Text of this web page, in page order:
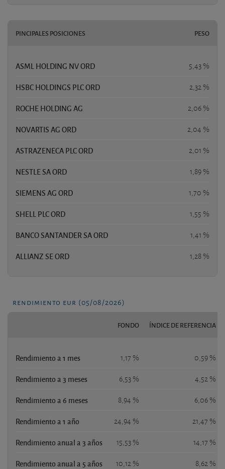
PINCIPALES POSICIONES PESO
ASML HOLDING NV ORD 5,43 %
HSBC HOLDINGS PLC ORD 2,32 %
ROCHE HOLDING AG 2,06 %
NOVARTIS AG ORD 2,04 %
ASTRAZENECA PLC ORD 2,01 %
NESTLE SA ORD 1,89 %
SIEMENS AG ORD 1,70 %
SHELL PLC ORD 1,55 %
BANCO SANTANDER SA ORD 1,41 %
ALLIANZ SE ORD 1,28 %
rendimiento eur (05/08/2026)
FONDO ÍNDICE DE REFERENCIA
Rendimiento a 1 mes 1,17 % 0,59 %
Rendimiento a 3 meses 6,53 % 4,52 %
Rendimiento a 6 meses 8,94 % 6,06 %
Rendimiento a 1 año 24,94 % 21,47 %
Rendimiento anual a 3 años 15,53 % 14,17 %
Rendimiento anual a 5 años 10,12 % 8,62 %